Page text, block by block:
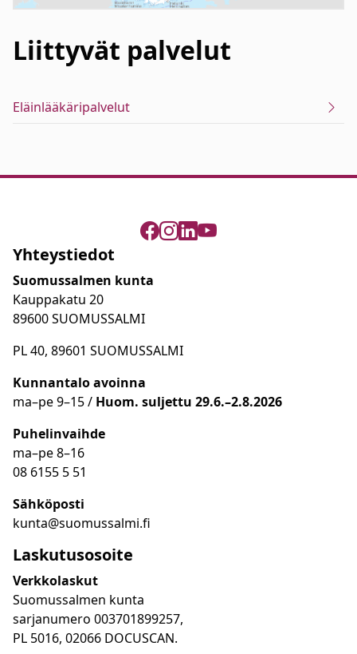
Liittyvät palvelut
Eläinlääkäripalvelut
Yhteystiedot
Suomussalmen kunta
Kauppakatu 20
89600 SUOMUSSALMI
PL 40, 89601 SUOMUSSALMI
Kunnantalo avoinna
ma–pe 9–15 / Huom. suljettu 29.6.–2.8.2026
Puhelinvaihde
ma–pe 8–16
08 6155 5 51
Sähköposti
kunta@suomussalmi.fi
Laskutusosoite
Verkkolaskut
Suomussalmen kunta
sarjanumero 003701899257,
PL 5016, 02066 DOCUSCAN.